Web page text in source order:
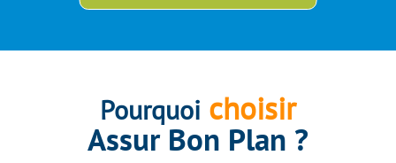
Pourquoi choisir
Assur Bon Plan ?